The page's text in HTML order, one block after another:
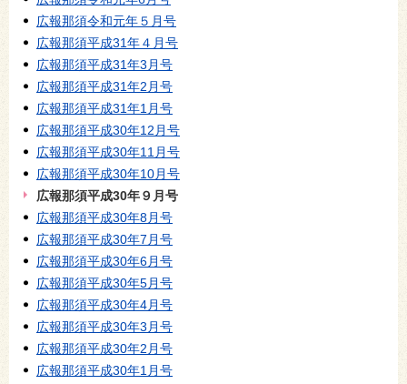
広報那須令和元年５月号
広報那須平成31年４月号
広報那須平成31年3月号
広報那須平成31年2月号
広報那須平成31年1月号
広報那須平成30年12月号
広報那須平成30年11月号
広報那須平成30年10月号
広報那須平成30年９月号
広報那須平成30年8月号
広報那須平成30年7月号
広報那須平成30年6月号
広報那須平成30年5月号
広報那須平成30年4月号
広報那須平成30年3月号
広報那須平成30年2月号
広報那須平成30年1月号